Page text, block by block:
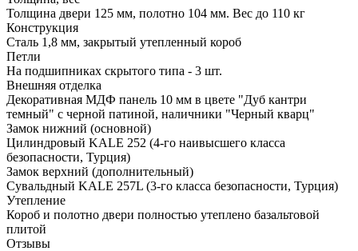
Толщина двери 125 мм, полотно 104 мм. Вес до 110 кг
Конструкция
Сталь 1,8 мм, закрытый утепленный короб
Петли
На подшипниках скрытого типа - 3 шт.
Внешняя отделка
Декоративная МДФ панель 10 мм в цвете "Дуб кантри
темный" с черной патиной, наличники "Черный кварц"
Замок нижний (основной)
Цилиндровый KALE 252 (4-го наивысшего класса
безопасности, Турция)
Замок верхний (дополнительный)
Сувальдный KALE 257L (3-го класса безопасности, Турция)
Утепление
Короб и полотно двери полностью утеплено базальтовой
плитой
Отзывы